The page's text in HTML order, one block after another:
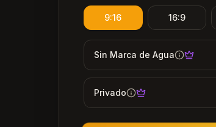
9:16 16:9
Sin Marca de Agua
Privado